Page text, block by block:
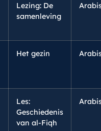
Lezing: De
samenleving
Het gezin
Les:
Geschiedenis
van al-Fiqh